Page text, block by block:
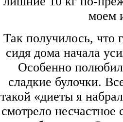
моем
Так получилось, что
сидя дома начала
Особенно
сладкие булочки.
такой «диеты я
смотрело несчастное